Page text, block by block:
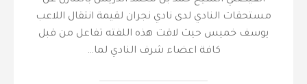
مستحقات النادي لدى نادي نجران لقيمة انتقال اللاعب
يوسف خميس حيث لاقت هذه اللفته تفاعل من قبل
كافة اعضاء شرف النادي لما…